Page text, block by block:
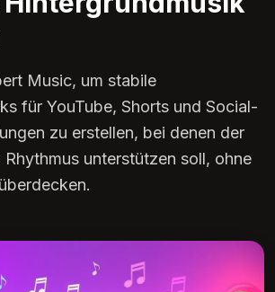
Music, um stabile
für YouTube, Shorts und Social-
zu erstellen, bei denen der
unterstützen soll, ohne